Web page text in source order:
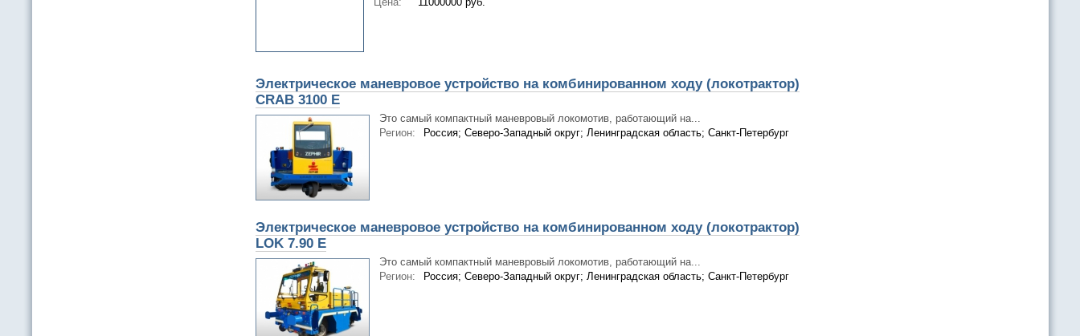
Электрическое маневровое устройство на комбинированном ходу (локотрактор)
CRAB 3100 E
Это самый компактный маневровый локомотив, работающий на...
Регион:
Россия; Северо-Западный округ; Ленинградская область; Санкт-Петербург
Электрическое маневровое устройство на комбинированном ходу (локотрактор)
LOK 7.90 E
Это самый компактный маневровый локомотив, работающий на...
Регион:
Россия; Северо-Западный округ; Ленинградская область; Санкт-Петербург